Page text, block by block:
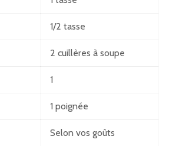
1/2 tasse
2 cuillères à soupe
1
1 poignée
Selon vos goûts